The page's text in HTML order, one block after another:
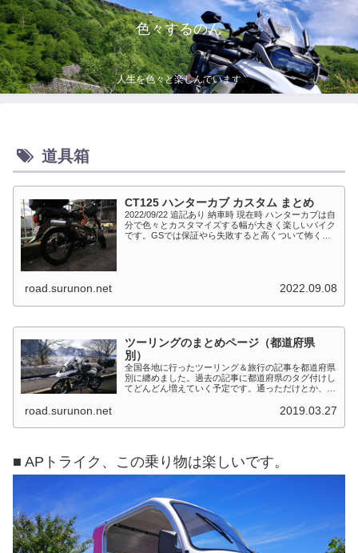
色々するのん
人生を色々と楽しんでいます
道具箱
CT125 ハンターカブ カスタム まとめ
2022/09/22 追記あり 納車時 現在時 ハンターカブは自
分で色々とカスタマイズする幅が大きく楽しいバイク
です。GSでは保証やら失敗すると高くついて怖くて
road.surunon.net 2022.09.08
ツーリングのまとめページ（都道府県
別）
全国各地に行ったツーリング＆旅行の記事を都道府県
別に纏めました。過去の記事に都道府県のタグ付けし
てどんどん増えていく予定です。通っただけとか、中
なかなか難しいですね、能登半島とか北陸とか、石
road.surunon.net 2019.03.27
■ APトライク、この乗り物は楽しいです。